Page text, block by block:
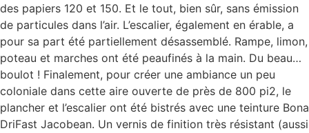
des papiers 120 et 150. Et le tout, bien sûr, sans émission
de particules dans l’air. L’escalier, également en érable, a
pour sa part été partiellement désassemblé. Rampe, limon,
poteau et marches ont été peaufinés à la main. Du beau…
boulot ! Finalement, pour créer une ambiance un peu
coloniale dans cette aire ouverte de près de 800 pi2, le
plancher et l’escalier ont été bistrés avec une teinture Bona
DriFast Jacobean. Un vernis de finition très résistant (aussi